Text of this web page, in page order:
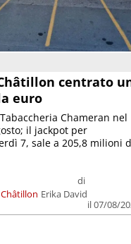
centrato
euro
Châtillon
di
Erika David
il 07/08/
Chameran nel
il jackpot per
7, sale a 205,8 milioni